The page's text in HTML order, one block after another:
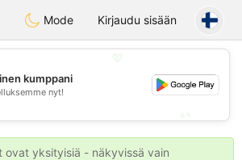
Weshrak
Mode Kirjaudu sisään
💕
kumppani
nyt!
ovat yksityisiä - näkyvissä vain